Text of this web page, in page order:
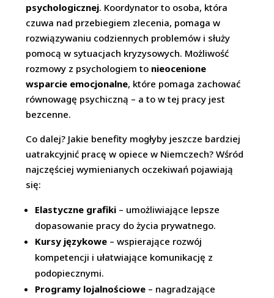
psychologicznej. Koordynator to osoba, która
czuwa nad przebiegiem zlecenia, pomaga w
rozwiązywaniu codziennych problemów i służy
pomocą w sytuacjach kryzysowych. Możliwość
rozmowy z psychologiem to nieocenione
wsparcie emocjonalne, które pomaga zachować
równowagę psychiczną – a to w tej pracy jest
bezcenne.
Co dalej? Jakie benefity mogłyby jeszcze bardziej
uatrakcyjnić pracę w opiece w Niemczech? Wśród
najczęściej wymienianych oczekiwań pojawiają
się:
Elastyczne grafiki – umożliwiające lepsze
dopasowanie pracy do życia prywatnego.
Kursy językowe – wspierające rozwój
kompetencji i ułatwiające komunikację z
podopiecznymi.
Programy lojalnościowe – nagradzające